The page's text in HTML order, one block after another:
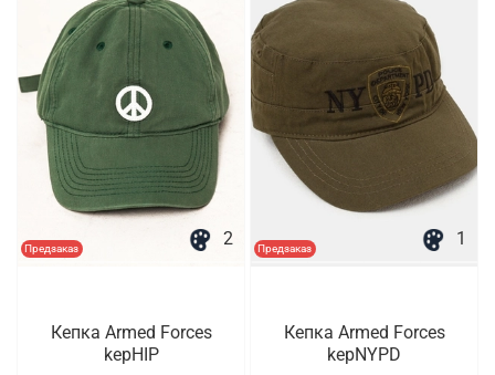
Предзаказ 2
Кепка Armed Forces
kepHIP
Предзаказ 1
Кепка Armed Forces
kepNYPD